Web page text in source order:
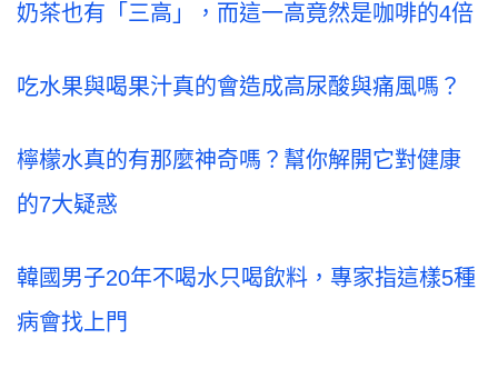
奶茶也有「三高」，而這一高竟然是咖啡的4倍
吃水果與喝果汁真的會造成高尿酸與痛風嗎？
檸檬水真的有那麼神奇嗎？幫你解開它對健康
的7大疑惑
韓國男子20年不喝水只喝飲料，專家指這樣5種
病會找上門